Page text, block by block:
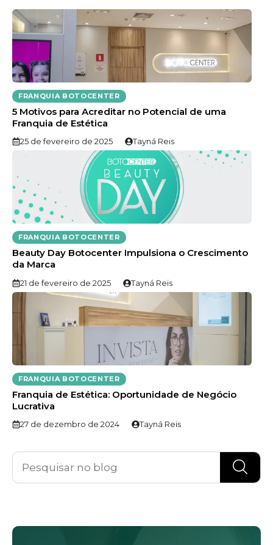
FRANQUIA BOTOCENTER
5 Motivos para Acreditar no Potencial de uma
Franquia de Estética
25 de fevereiro de 2025 Tayná Reis
FRANQUIA BOTOCENTER
Beauty Day Botocenter Impulsiona o Crescimento
da Marca
21 de fevereiro de 2025 Tayná Reis
FRANQUIA BOTOCENTER
Franquia de Estética: Oportunidade de Negócio
Lucrativa
27 de dezembro de 2024 Tayná Reis